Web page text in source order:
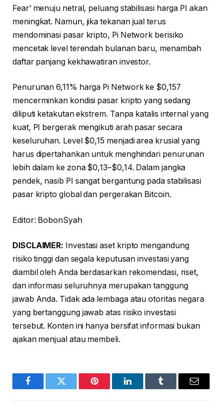
Fear’ menuju netral, peluang stabilisasi harga PI akan
meningkat. Namun, jika tekanan jual terus
mendominasi pasar kripto, Pi Network berisiko
mencetak level terendah bulanan baru, menambah
daftar panjang kekhawatiran investor.
Penurunan 6,11% harga Pi Network ke $0,157
mencerminkan kondisi pasar kripto yang sedang
diliputi ketakutan ekstrem. Tanpa katalis internal yang
kuat, PI bergerak mengikuti arah pasar secara
keseluruhan. Level $0,15 menjadi area krusial yang
harus dipertahankan untuk menghindari penurunan
lebih dalam ke zona $0,13–$0,14. Dalam jangka
pendek, nasib PI sangat bergantung pada stabilisasi
pasar kripto global dan pergerakan Bitcoin.
Editor: BobonSyah
DISCLAIMER: Investasi aset kripto mengandung
risiko tinggi dan segala keputusan investasi yang
diambil oleh Anda berdasarkan rekomendasi, riset,
dan informasi seluruhnya merupakan tanggung
jawab Anda. Tidak ada lembaga atau otoritas negara
yang bertanggung jawab atas risiko investasi
tersebut. Konten ini hanya bersifat informasi bukan
ajakan menjual atau membeli.
FacebookTwitter Pinterest LinkedInTumblr Email